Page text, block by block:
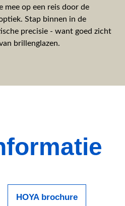
mee op een reis door de
Stap binnen in de
precisie - want goed zicht
brillenglazen.
HOYA brochure